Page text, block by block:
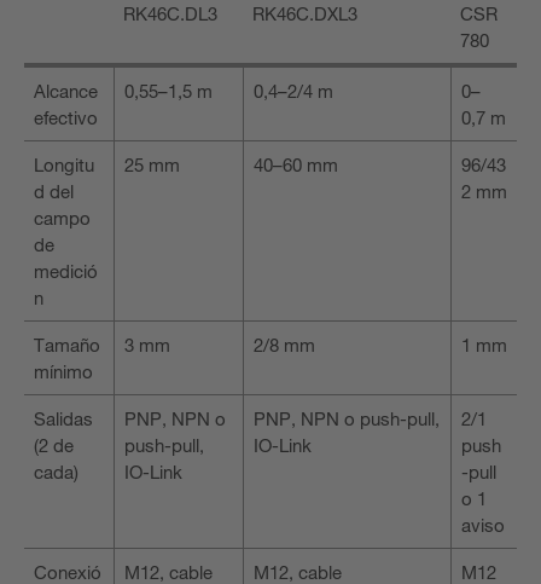
RK46C.DL3 RK46C.DXL3
CSR
780
Alcance
efectivo
0,55–1,5 m 0,4–2/4 m
0–
0,7 m
Longitu
d del
campo
de
medició
n
25 mm 40–60 mm
96/43
2 mm
Tamaño
mínimo
3 mm 2/8 mm 1 mm
Salidas
(2 de
cada)
PNP, NPN o
push-pull,
IO-Link
PNP, NPN o push-pull,
IO-Link
2/1
push
-pull
o 1
aviso
Conexió
M12, cable M12, cable M12